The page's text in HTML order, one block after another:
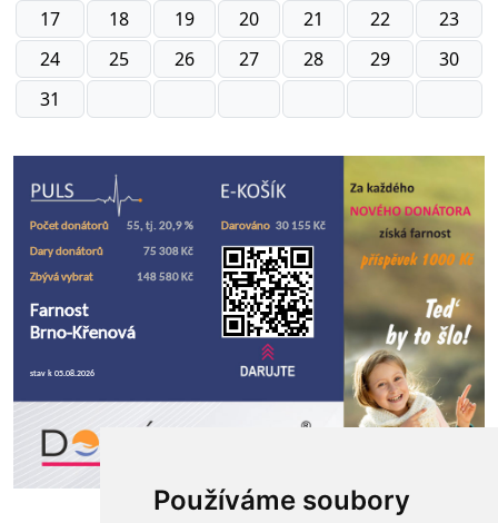
Používáme soubory
17
18 19 20 21 22
23
24
25 26 27 28 29
30
31